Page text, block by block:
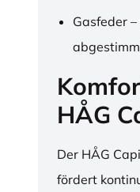
Gasfeder
HÅG
Der HÅG
fördert